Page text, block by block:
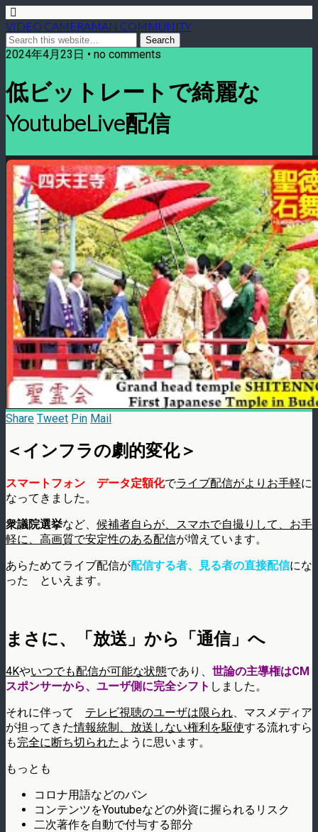
VIDEO CAMERAMAN COMMUNITY
2024年4月23日 • no comments
低ビットレートで綺麗な
YoutubeLive配信
Share Tweet Pin Mail
＜インフラの劇的変化＞
スマートフォン データ定額化でライブ配信がよりお手軽に
なってきました。
衆議院選挙など、 候補者自らが、スマホで自撮りして、お手
軽に、高画質で安定性のある配信が増えています。
あらためてライブ配信が配信する者、見る者の直接配信にな
った といえます。
まさに、「放送」から「通信」へ
4Kやいつでも配信が可能な状態であり、 世論の主導権はCM
スポンサーから、ユーザ側に完全シフト しました。
それに伴って テレビ視聴のユーザは限られ 、マスメディア
が担ってきた情報統制、放送しない権利を駆使する流れすら
も完全に断ち切られた ように思います。
もっとも
コロナ用語などのバン
コンテンツをYoutubeなどの外資に握られるリスク
二次著作を自動で付与する部分